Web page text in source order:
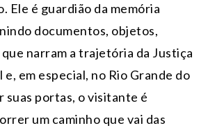
Ele é guardião da memória
documentos, objetos,
narram a trajetória da Justiça
em especial, no Rio Grande do
suas portas, o visitante é
um caminho que vai das